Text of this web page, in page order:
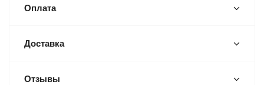
Оплата
Доставка
Отзывы